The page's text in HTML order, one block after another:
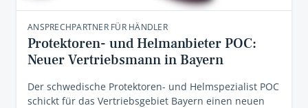
ANSPRECHPARTNER FÜR HÄNDLER
Protektoren- und Helmanbieter POC:
Neuer Vertriebsmann in Bayern
Der schwedische Protektoren- und Helmspezialist POC
schickt für das Vertriebsgebiet Bayern einen neuen